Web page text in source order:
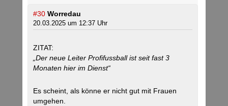
#30 Worredau
20.03.2025 um 12:37 Uhr
ZITAT:
„Der neue Leiter Profifussball ist seit fast 3
Monaten hier im Dienst“
Es scheint, als könne er nicht gut mit Frauen
umgehen.